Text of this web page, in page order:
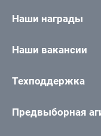
Наши награды
Наши вакансии
Техподдержка
Предвыборная